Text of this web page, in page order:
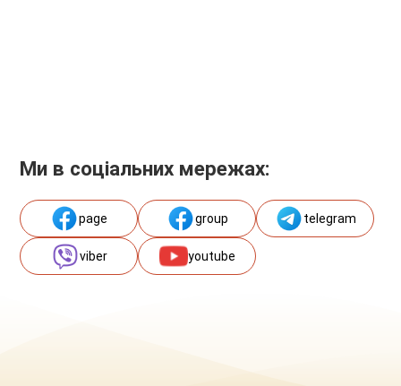
Ми в соціальних мережах:
page group telegram
viber youtube